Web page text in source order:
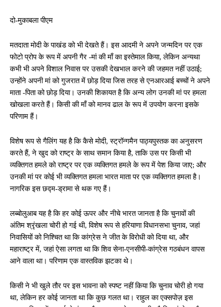
दो-मुकाबला पीएम
मतदाता मोदी के पाखंड को भी देखते हैं। इस आदमी ने अपने जन्मदिन पर एक
फोटो प्रोप के रूप में अपनी गैर -मां की माँ का इस्तेमाल किया, लेकिन अन्यथा
कभी भी अपने विशाल निवास पर उसकी देखभाल करने की जहमत नहीं उठाई;
उन्होंने अपनी मां को गुजरात में छोड़ दिया जिस तरह से एनआरआई बच्चों ने अपने
माता -पिता को छोड़ दिया। उनकी शिकायत है कि अन्य लोग उनकी मां पर हमला
खोखला करते हैं। किसी की माँ को मानव ढाल के रूप में उपयोग करना इसके
परिणाम हैं।
विशेष रूप से गैलिंग यह है कि कैसे मोदी, स्ट्रॉन्गमैन पाठ्यपुस्तक का अनुसरण
करते हैं, ने खुद को राष्ट्र के साथ समान किया है, ताकि उस पर किसी भी
व्यक्तिगत हमले को राष्ट्र पर एक व्यक्तिगत हमले के रूप में पेश किया जाए; और
उनकी मां पर कोई भी व्यक्तिगत हमला भारत माता पर एक व्यक्तिगत हमला है।
नागरिक इस छद्म-ड्रामा से थक गए हैं।
लब्बोलुआब यह है कि हर कोई ऊपर और नीचे भारत जानता है कि चुनावों की
अंतिम श्रृंखला चोरी हो गई थी, विशेष रूप से हरियाणा विधानसभा चुनाव, जहां
निवासियों को निश्चित था कि कांग्रेस ने जीत के विरोधी को दिया था, और
महाराष्ट्र में, जहां ऐसा लगता था कि शिव सेना-एनसीपी-कांग्रेस गठबंधन वापस
आने वाला था। परिणाम एक वास्तविक झटका थे।
किसी ने भी खुले तौर पर इस भावना को स्पष्ट नहीं किया कि चुनाव चोरी हो गया
था, लेकिन हर कोई जानता था कि कुछ गलत था। राहुल का एक्सपोज़ इस